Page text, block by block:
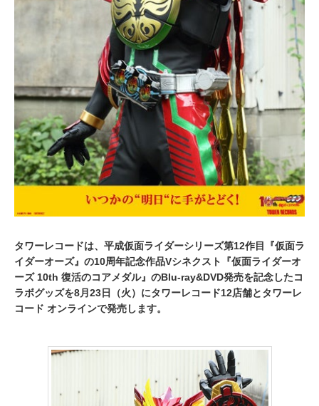
タワーレコードは、平成仮面ライダーシリーズ第12作目『仮面ラ
イダーオーズ』の10周年記念作品Vシネクスト『仮面ライダーオ
ーズ 10th 復活のコアメダル』のBlu-ray&DVD発売を記念したコ
ラボグッズを8月23日（火）にタワーレコード12店舗とタワーレ
コード オンラインで発売します。